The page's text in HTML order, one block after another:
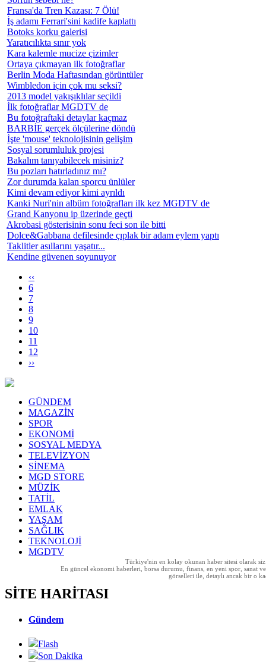
Fransa'da Tren Kazası: 7 Ölü!
İş adamı Ferrari'sini kadife kaplattı
Botoks korku galerisi
Yaratıcılıkta sınır yok
Kara kalemle mucize çizimler
Ortaya çıkmayan ilk fotoğraflar
Berlin Moda Haftasından görüntüler
Wimbledon için çok mu seksi?
2013 model yakışıklılar seçildi
İlk fotoğraflar MGDTV de
Bu fotoğraftaki detaylar kaçmaz
BARBİE gerçek ölçülerine döndü
İşte 'mouse' teknolojisinin gelişim
Sosyal sorumluluk projesi
Bakalım tanıyabilecek misiniz?
Bu pozları hatırladınız mı?
Zor durumda kalan sporcu ünlüler
Kimi devam ediyor kimi ayrıldı
Kanki Nuri'nin albüm fotoğrafları ilk kez MGDTV de
Grand Kanyonu ip üzerinde geçti
Akrobasi gösterisinin sonu feci son ile bitti
Dolce&Gabbana defilesinde çıplak bir adam eylem yaptı
Taklitler asıllarını yaşatır...
Kendine güvenen soyunuyor
‹‹
6
7
8
9
10
11
12
››
GÜNDEM
MAGAZİN
SPOR
EKONOMİ
SOSYAL MEDYA
TELEVİZYON
SİNEMA
MGD STORE
MÜZİK
TATİL
EMLAK
YAŞAM
SAĞLIK
TEKNOLOJİ
MGDTV
Türkiye'nin en kolay okunan haber sitesi olarak siz
En güncel ekonomi haberleri, borsa durumu, finans, en yeni spor, sanat
görselleri ile, detaylı ancak bir o
SİTE HARİTASI
Gündem
Flash
Son Dakika